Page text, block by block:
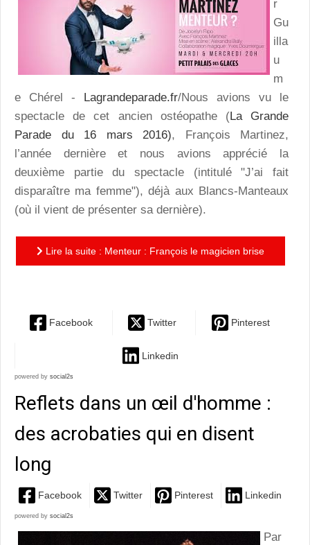
r
Gu
illa
u
m
e Chérel - Lagrandeparade.fr/Nous avions vu le
spectacle de cet ancien ostéopathe (La Grande
Parade du 16 mars 2016), François Martinez,
l’année dernière et nous avions apprécié la
deuxième partie du spectacle (intitulé "J’ai fait
disparaître ma femme"), déjà aux Blancs-Manteaux
(où il vient de présenter sa dernière).
Lire la suite : Menteur : François le magicien brise
Facebook Twitter Pinterest
Linkedin
powered by social2s
Reflets dans un œil d'homme :
des acrobaties qui en disent
long
Facebook Twitter Pinterest Linkedin
powered by social2s
Par